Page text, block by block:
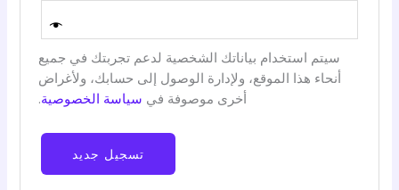
سيتم استخدام بياناتك الشخصية لدعم تجربتك في جميع
أنحاء هذا الموقع، ولإدارة الوصول إلى حسابك، ولأغراض
أخرى موصوفة في سياسة الخصوصية.
تسجيل جديد